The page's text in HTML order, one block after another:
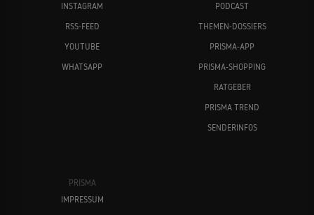
INSTAGRAM
RSS-FEED
YOUTUBE
WHATSAPP
PODCAST
THEMEN-DOSSIERS
PRISMA-APP
PRISMA-SHOPPING
RATGEBER
PRISMA TREND
SENDERINFOS
PRISMA
IMPRESSUM